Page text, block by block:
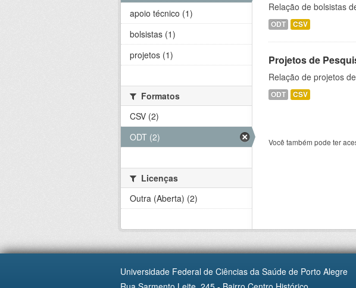
Relação de bolsistas
ODT CSV
Projetos de
Relação de projetos
ODT CSV
Você também pode ter
apoio técnico (1)
bolsistas (1)
projetos (1)
Formatos
CSV (2)
ODT (2)
Licenças
Outra (Aberta) (2)
Universidade Federal de Ciências da Saúde de Porto Alegre